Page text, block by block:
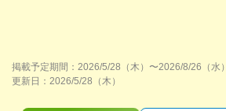
掲載予定期間： 2026/5/28（木） 〜2026/8/26（水）
更新日： 2026/5/28（木）